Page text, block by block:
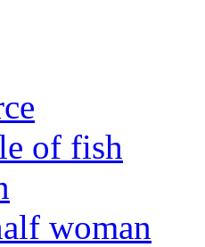
of fish
woman